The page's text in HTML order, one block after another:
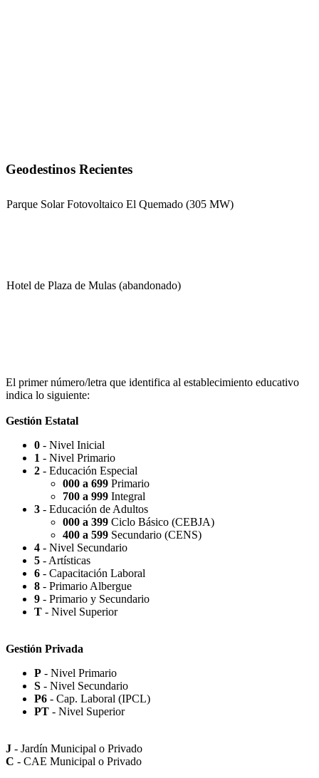
Geodestinos Recientes
Parque Solar Fotovoltaico El Quemado (305 MW)
Hotel de Plaza de Mulas (abandonado)
Capilla Beato Carlo Acutis (en construcción)
Patio del Centro
Rotonda Paso
Paseo Virgen de la Carrodilla - Patrona de los Viñedos
El primer número/letra que identifica al establecimiento educativo
indica lo siguiente:
Gestión Estatal
0 - Nivel Inicial
1 - Nivel Primario
2 - Educación Especial
000 a 699 Primario
700 a 999 Integral
3 - Educación de Adultos
000 a 399 Ciclo Básico (CEBJA)
400 a 599 Secundario (CENS)
4 - Nivel Secundario
5 - Artísticas
6 - Capacitación Laboral
8 - Primario Albergue
9 - Primario y Secundario
T - Nivel Superior
Gestión Privada
P - Nivel Primario
S - Nivel Secundario
P6 - Cap. Laboral (IPCL)
PT - Nivel Superior
J - Jardín Municipal o Privado
C - CAE Municipal o Privado